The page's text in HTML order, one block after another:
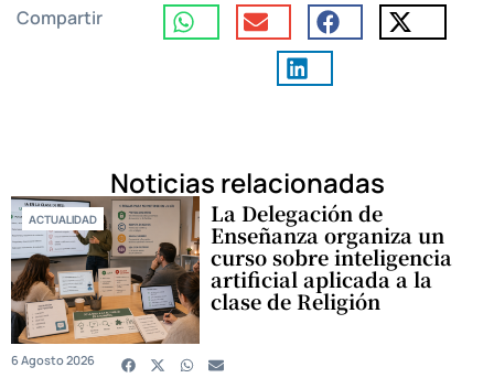
Compartir
Noticias relacionadas
ACTUALIDAD La Delegación de
Enseñanza organiza un
curso sobre inteligencia
artificial aplicada a la
clase de Religión
6 Agosto 2026